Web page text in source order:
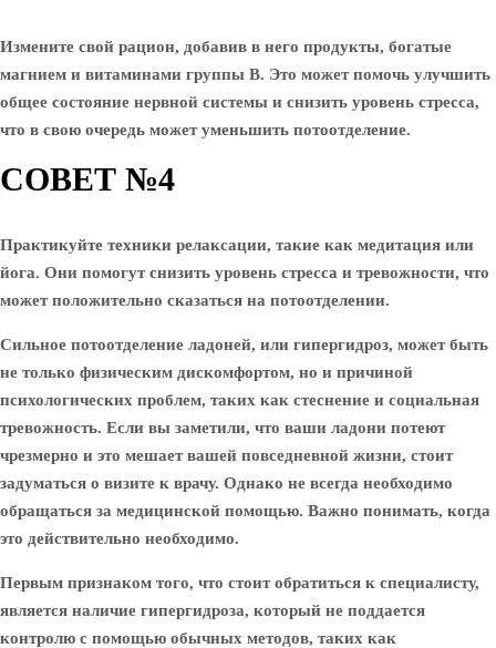
Измените свой рацион, добавив в него продукты, богатые
магнием и витаминами группы B. Это может помочь улучшить
общее состояние нервной системы и снизить уровень стресса,
что в свою очередь может уменьшить потоотделение.
СОВЕТ №4
Практикуйте техники релаксации, такие как медитация или
йога. Они помогут снизить уровень стресса и тревожности, что
может положительно сказаться на потоотделении.
Сильное потоотделение ладоней, или гипергидроз, может быть
не только физическим дискомфортом, но и причиной
психологических проблем, таких как стеснение и социальная
тревожность. Если вы заметили, что ваши ладони потеют
чрезмерно и это мешает вашей повседневной жизни, стоит
задуматься о визите к врачу. Однако не всегда необходимо
обращаться за медицинской помощью. Важно понимать, когда
это действительно необходимо.
Первым признаком того, что стоит обратиться к специалисту,
является наличие гипергидроза, который не поддается
контролю с помощью обычных методов, таких как